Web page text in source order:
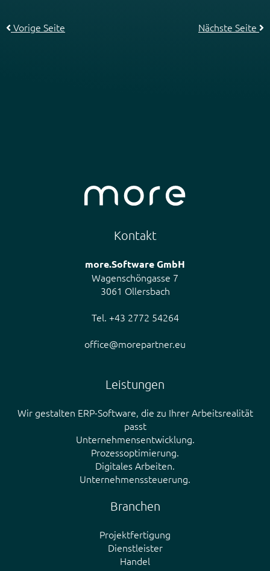
Vorige Seite Nächste Seite
Kontakt
more.Software GmbH
Wagenschöngasse 7
3061 Ollersbach
Tel. +43 2772 54264
office@morepartner.eu
Leistungen
Wir gestalten ERP-Software, die zu Ihrer Arbeitsrealität
passt
Unternehmensentwicklung.
Prozessoptimierung.
Digitales Arbeiten.
Unternehmenssteuerung.
Branchen
Projektfertigung
Dienstleister
Handel